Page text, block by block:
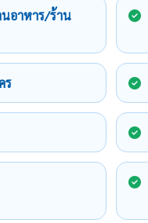
อาหาร/ร้าน
ร